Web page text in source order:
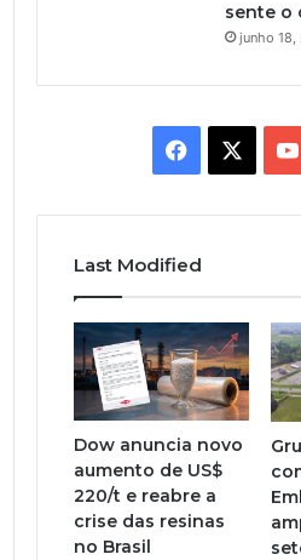
sente o
junho 18,
Facebook
Last Modified
Dow anuncia novo
aumento de US$
220/t e reabre a
crise das resinas
no Brasil